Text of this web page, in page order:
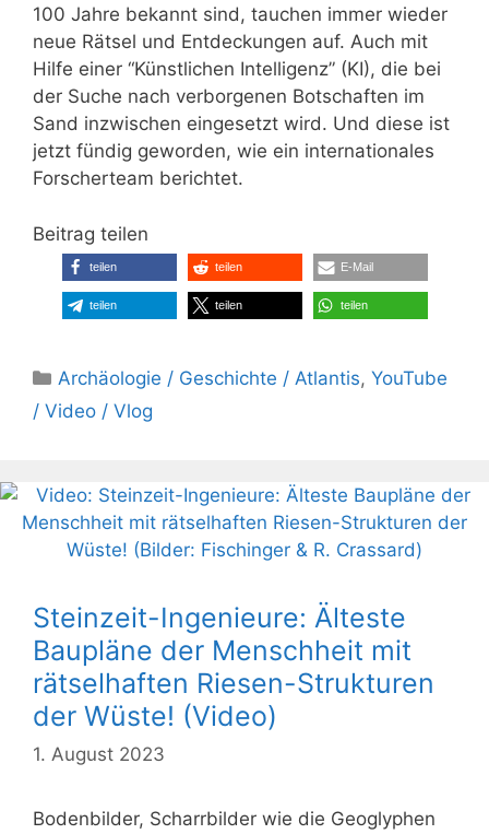
100 Jahre bekannt sind, tauchen immer wieder
neue Rätsel und Entdeckungen auf. Auch mit
Hilfe einer “Künstlichen Intelligenz” (KI), die bei
der Suche nach verborgenen Botschaften im
Sand inzwischen eingesetzt wird. Und diese ist
jetzt fündig geworden, wie ein internationales
Forscherteam berichtet.
Beitrag teilen
teilen teilen E-Mail
teilen teilen teilen
Kategorien
Archäologie / Geschichte / Atlantis,YouTube
/ Video / Vlog
Steinzeit-Ingenieure: Älteste
Baupläne der Menschheit mit
rätselhaften Riesen-Strukturen
der Wüste! (Video)
1. August 2023
Bodenbilder, Scharrbilder wie die Geoglyphen